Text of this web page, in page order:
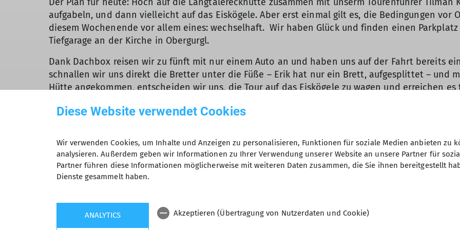
aufgabeln, und dann vielleicht auf das Eiskögele. Aber erst einmal gilt es, die Bedingungen vor
diesem Wochenende vor allem eines: wechselhaft. Wir haben Glück und finden einen
Tiefgarage an der Kirche in Obergurgl.
Dank Dachbox reisen wir zu fünft mit nur einem Auto an und haben uns auf der Fahrt bereits
schnallen wir uns direkt die Bretter unter die Füße – Erik hat nur ein Brett, aufgesplittet – und
Hütte angekommen, entscheiden wir uns, die Tour auf das Eiskögele zu wagen und erreichen
warmen Stube unten. Die Stimmung ist gut. Es wird gelacht, erzählt und der Hüttenwirt sorgt
Ende hungrig ins Bett gehen muss. Die Veggie-Option, Kartoffelgratin, kann sich sehen lassen.
Am nächsten Morgen brechen wir früh Richtung Hochwilde auf. Gleich zu Beginn beeindruckt
Eiswüste des Gurgler Ferners blicken. Trotz der sehr wechselhaften Verhältnisse – teils sonnig,
erkennbare Bodenkonturen – erreichen wir den angepeilten, breiten Sattel unterhalb der
Diese Website verwendet Cookies
Wir verwenden Cookies, um Inhalte und Anzeigen zu personalisieren, Funktionen für soziale Medien anbieten zu
analysieren. Außerdem geben wir Informationen zu Ihrer Verwendung unserer Website an unsere Partner für
Partner führen diese Informationen möglicherweise mit weiteren Daten zusammen, die Sie ihnen bereitgestellt
Dienste gesammelt haben.
ANALYTICS Akzeptieren (Übertragung von Nutzerdaten und Cookie)